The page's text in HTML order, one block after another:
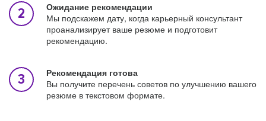
Ожидание рекомендации
Мы подскажем дату, когда карьерный консультант
проанализирует ваше резюме и подготовит
рекомендацию.
Рекомендация готова
Вы получите перечень советов по улучшению вашего
резюме в текстовом формате.